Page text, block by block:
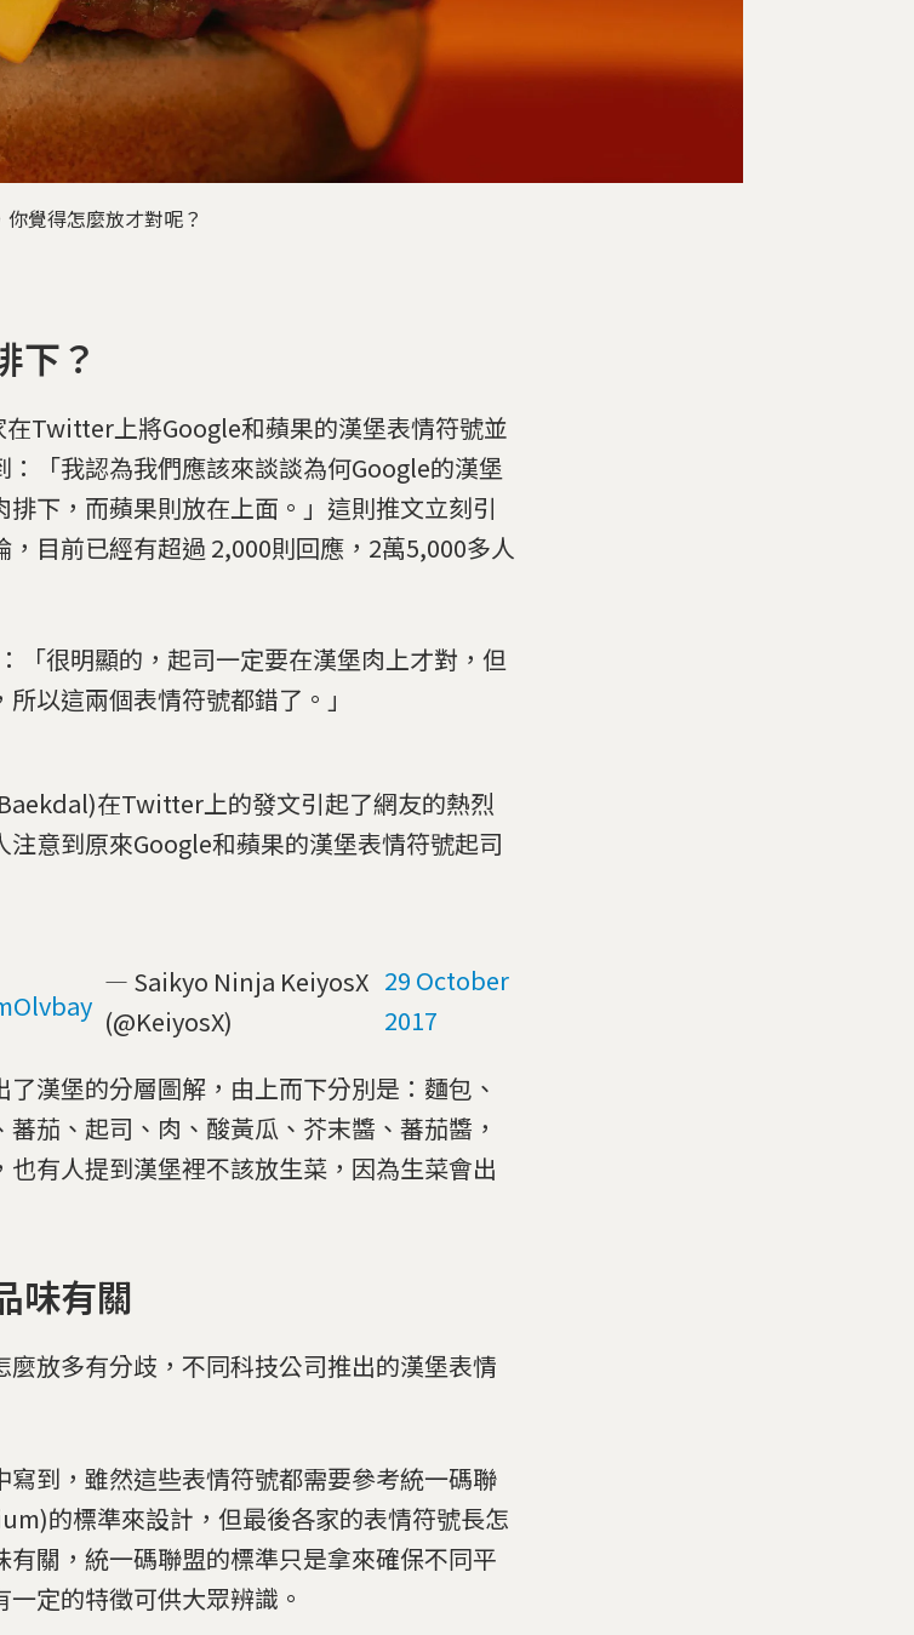
覺得怎麼放才對呢？
下？
在Twitter上將Google和蘋果的漢堡表情符號並
：「我認為我們應該來談談為何Google的漢堡
下，而蘋果則放在上面。」這則推文立刻引
目前已經有超過 2,000則回應，2萬5,000多人
「很明顯的，起司一定要在漢堡肉上才對，但
以這兩個表情符號都錯了。」
在Twitter上的發文引起了網友的熱烈
注意到原來Google和蘋果的漢堡表情符號起司
— Saikyo Ninja KeiyosX
(@KeiyosX)
29 October
2017
漢堡的分層圖解，由上而下分別是：麵包、
茄、起司、肉、酸黃瓜、芥末醬、蕃茄醬，
也有人提到漢堡裡不該放生菜，因為生菜會出
味有關
麼放多有分歧，不同科技公司推出的漢堡表情
寫到，雖然這些表情符號都需要參考統一碼聯
的標準來設計，但最後各家的表情符號長怎
有關，統一碼聯盟的標準只是拿來確保不同平
定的特徵可供大眾辨識。